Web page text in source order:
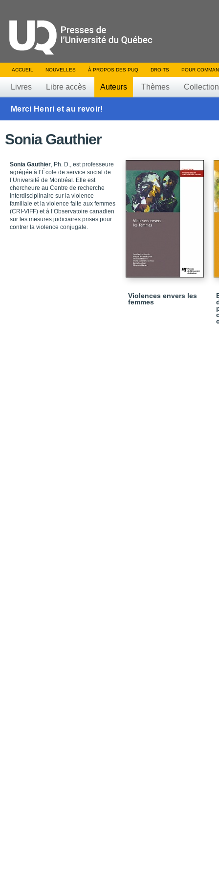
ACCUEIL NOUVELLES À PROPOS DES PUQ DROITS POUR
Livres Libre accès Auteurs Thèmes
Merci Henri et au revoir!
Sonia Gauthier
Sonia Gauthier, Ph. D., est professeure
agrégée à l’École de service social de
l’Université de Montréal. Elle est
chercheure au Centre de recherche
interdisciplinaire sur la violence
familiale et la violence faite aux femmes
(CRI-VIFF) et à l’Observatoire canadien
sur les mesures judiciaires prises pour
contrer la violence conjugale.
Violences envers les
femmes